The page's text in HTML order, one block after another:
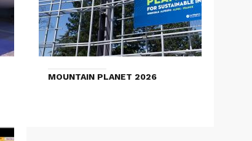
MOUNTAIN PLANET 2026